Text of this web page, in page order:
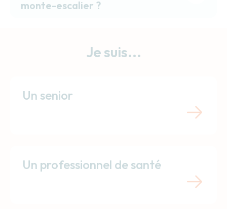
monte-escalier ?
Je suis...
Un senior
Un professionnel de santé